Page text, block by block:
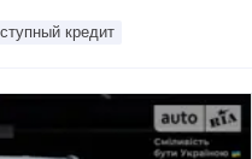
кредит